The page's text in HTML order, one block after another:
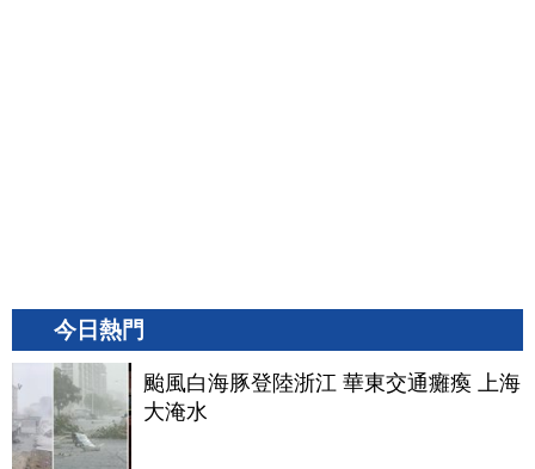
今日熱門
颱風白海豚登陸浙江 華東交通癱瘓 上海
大淹水